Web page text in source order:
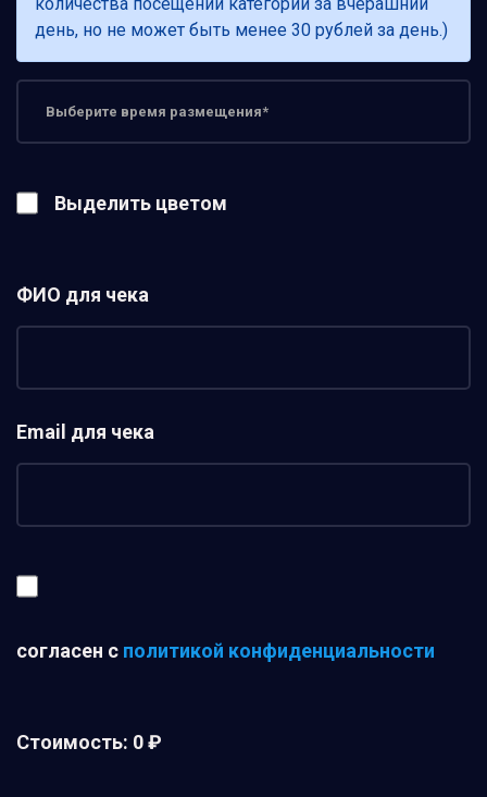
день, но не может быть менее 30 рублей за день.)
Выделить цветом
ФИО для чека
Email для чека
согласен с политикой конфиденциальности
Стоимость: 0 ₽